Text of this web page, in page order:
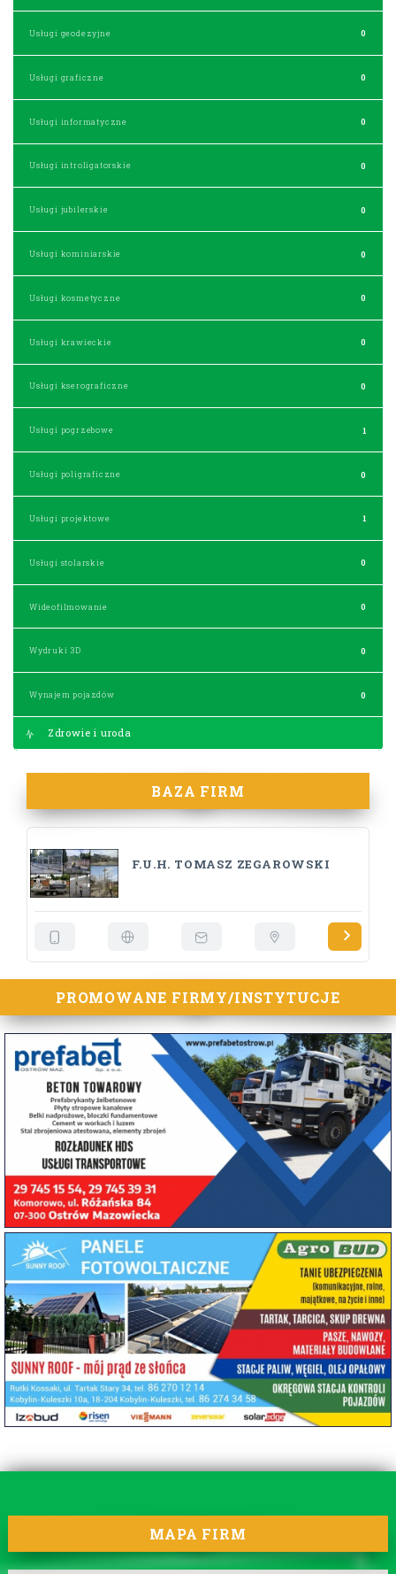
Usługi geodezyjne 0
Usługi graficzne 0
Usługi informatyczne 0
Usługi introligatorskie 0
Usługi jubilerskie 0
Usługi kominiarskie 0
Usługi kosmetyczne 0
Usługi krawieckie 0
Usługi kserograficzne 0
Usługi pogrzebowe 1
Usługi poligraficzne 0
Usługi projektowe 1
Usługi stolarskie 0
Wideofilmowanie 0
Wydruki 3D 0
Wynajem pojazdów 0
Zdrowie i uroda
BAZA FIRM
F.U.H. TOMASZ ZEGAROWSKI
PROMOWANE FIRMY/INSTYTUCJE
MAPA FIRM